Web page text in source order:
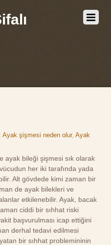
Ayak şişmesi neden olur,Ayak
ayak bileği şişmesi sık olarak
her iki tarafında yada
Alt gövdede kimi zaman bir
de ayak bilekleri ve
etkilenebilir. Ayak, bacak
ciddi bir sıhhat riski
başvurulması icap ettiğini
derhal tedavi edilmesi
bir sıhhat problemininin